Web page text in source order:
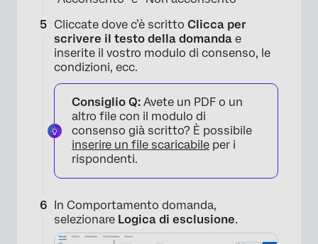
×
Cliccate dove c’è scritto Clicca per
scrivere il testo della domanda e
inserite il vostro modulo di consenso, le
condizioni, ecc.
Consiglio Q: Avete un PDF o un
altro file con il modulo di
consenso già scritto? È possibile
inserire un file scaricabile per i
rispondenti.
In Comportamento domanda,
selezionare Logica di esclusione.